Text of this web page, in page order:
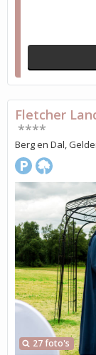
27 foto's
Fletcher
****
Berg en Dal,